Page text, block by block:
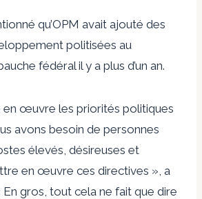
qu’OPM avait ajouté des
politisées au
fédéral il y a plus d’un an.
en œuvre les priorités politiques
avons besoin de personnes
élevés, désireuses et
en œuvre ces directives », a
En gros, tout cela ne fait que dire